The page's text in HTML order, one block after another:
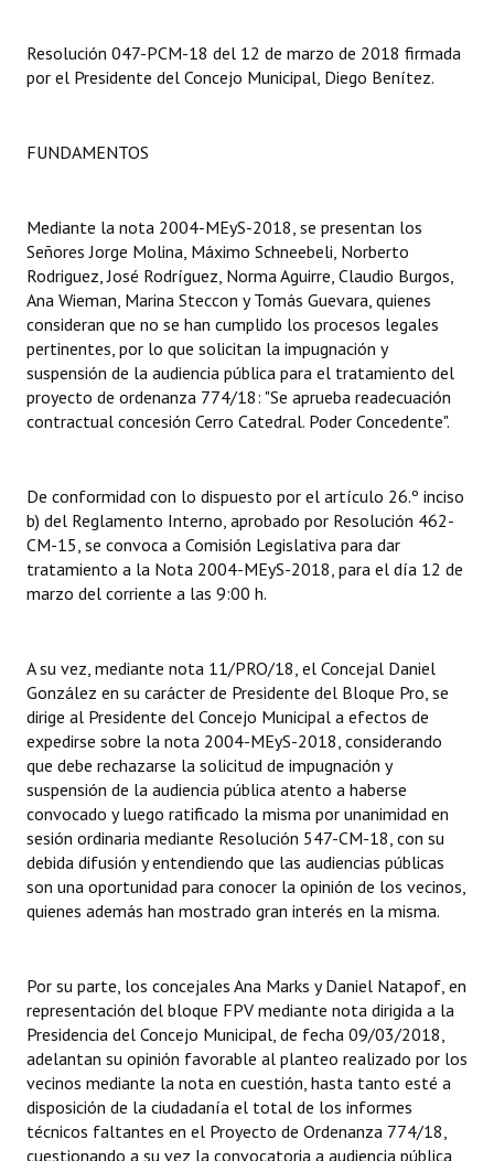
Declaraciones
Antiguos Pobladores
Noticias Destacadas
Registros y Distinciones
Datos Históricos
Premio al Mérito - Registro
Mujeres que Dejaron Huellas - Registro
Periodistas Decanos - Registro
Ciudadano Ilustre - Registro
Huéspedes de Honor - Registro
Antiguos Pobladores - Registro
Reconocimientos - Registro
Bariloche, Municipio intercultural
Entrega de distinciones
REFORMA DE LA CARTA ORGÁNICA
Resolución 047-PCM-18 del 12 de marzo de 2018 firmada
por el Presidente del Concejo Municipal, Diego Benítez.
FUNDAMENTOS
Mediante la nota 2004-MEyS-2018, se presentan los
Señores Jorge Molina, Máximo Schneebeli, Norberto
Rodriguez, José Rodríguez, Norma Aguirre, Claudio Burgos,
Ana Wieman, Marina Steccon y Tomás Guevara, quienes
consideran que no se han cumplido los procesos legales
pertinentes, por lo que solicitan la impugnación y
suspensión de la audiencia pública para el tratamiento del
proyecto de ordenanza 774/18: "Se aprueba readecuación
contractual concesión Cerro Catedral. Poder Concedente".
De conformidad con lo dispuesto por el artículo 26.º inciso
b) del Reglamento Interno, aprobado por Resolución 462-
CM-15, se convoca a Comisión Legislativa para dar
tratamiento a la Nota 2004-MEyS-2018, para el día 12 de
marzo del corriente a las 9:00 h.
A su vez, mediante nota 11/PRO/18, el Concejal Daniel
González en su carácter de Presidente del Bloque Pro, se
dirige al Presidente del Concejo Municipal a efectos de
expedirse sobre la nota 2004-MEyS-2018, considerando
que debe rechazarse la solicitud de impugnación y
suspensión de la audiencia pública atento a haberse
convocado y luego ratificado la misma por unanimidad en
sesión ordinaria mediante Resolución 547-CM-18, con su
debida difusión y entendiendo que las audiencias públicas
son una oportunidad para conocer la opinión de los vecinos,
quienes además han mostrado gran interés en la misma.
Por su parte, los concejales Ana Marks y Daniel Natapof, en
representación del bloque FPV mediante nota dirigida a la
Presidencia del Concejo Municipal, de fecha 09/03/2018,
adelantan su opinión favorable al planteo realizado por los
vecinos mediante la nota en cuestión, hasta tanto esté a
disposición de la ciudadanía el total de los informes
técnicos faltantes en el Proyecto de Ordenanza 774/18,
cuestionando a su vez la convocatoria a audiencia pública